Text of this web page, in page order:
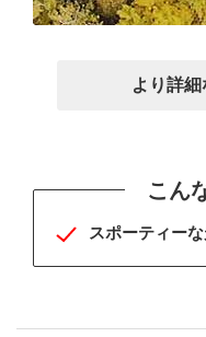
にスポーティ
より詳細
こん
スポーティー